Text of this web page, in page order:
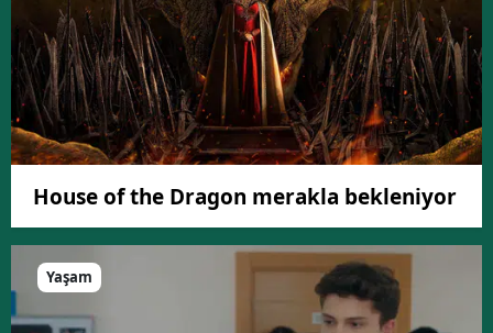
House of the Dragon merakla bekleniyor
Yaşam